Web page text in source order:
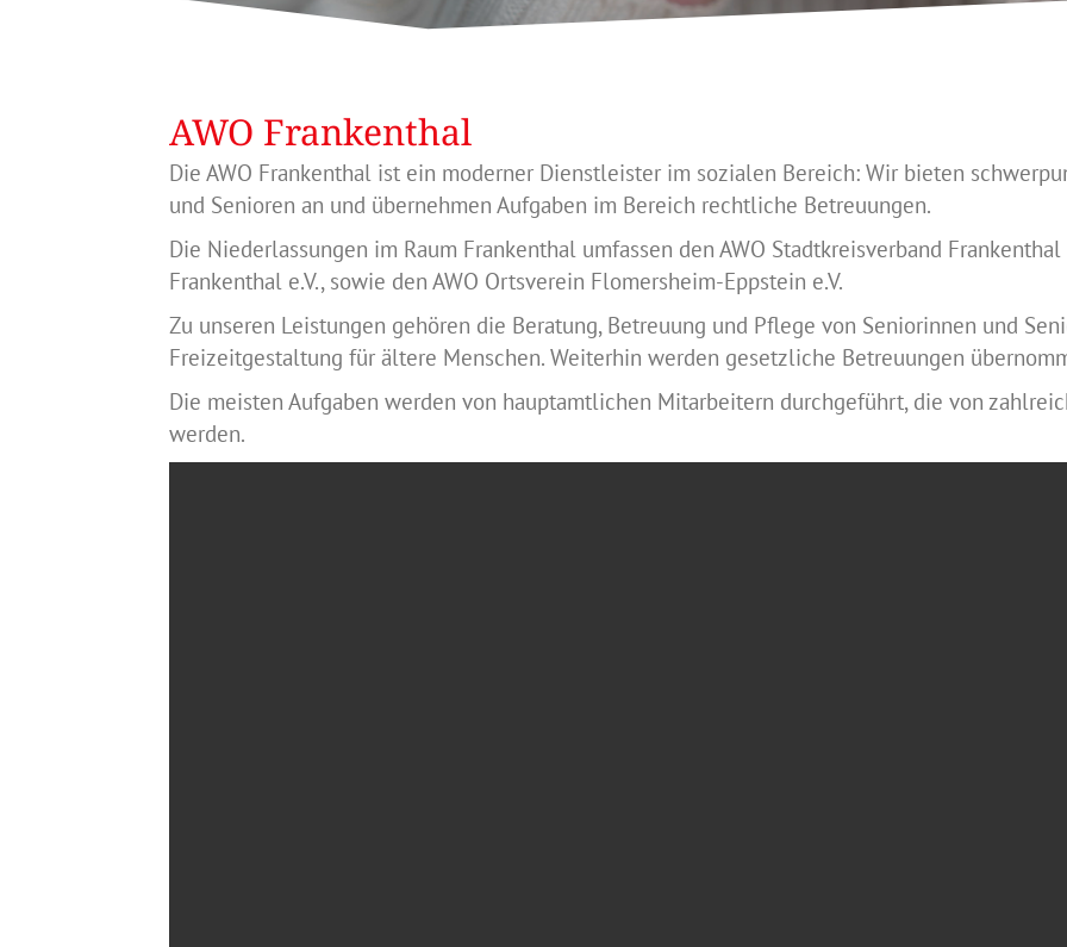
AWO Frankenthal
Die AWO Frankenthal ist ein moderner Dienstleister im sozialen Bereich: Wir bieten
und Senioren an und übernehmen Aufgaben im Bereich rechtliche Betreuungen.
Die Niederlassungen im Raum Frankenthal umfassen den AWO Stadtkreisverband Frankenthal
Frankenthal e.V., sowie den AWO Ortsverein Flomersheim-Eppstein e.V.
Zu unseren Leistungen gehören die Beratung, Betreuung und Pflege von Seniorinnen und
Freizeitgestaltung für ältere Menschen. Weiterhin werden gesetzliche Betreuungen
Die meisten Aufgaben werden von hauptamtlichen Mitarbeitern durchgeführt, die von
werden.